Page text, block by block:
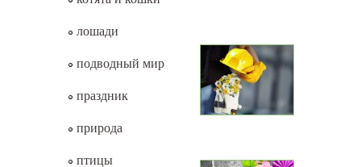
лошади
подводный мир
праздник
природа
птицы